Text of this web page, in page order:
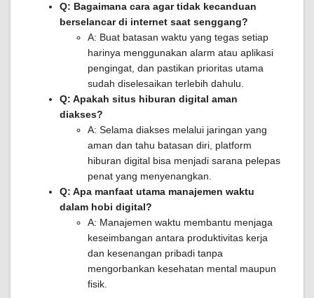
Q: Bagaimana cara agar tidak kecanduan
berselancar di internet saat senggang?
A: Buat batasan waktu yang tegas setiap
harinya menggunakan alarm atau aplikasi
pengingat, dan pastikan prioritas utama
sudah diselesaikan terlebih dahulu.
Q: Apakah situs hiburan digital aman
diakses?
A: Selama diakses melalui jaringan yang
aman dan tahu batasan diri, platform
hiburan digital bisa menjadi sarana pelepas
penat yang menyenangkan.
Q: Apa manfaat utama manajemen waktu
dalam hobi digital?
A: Manajemen waktu membantu menjaga
keseimbangan antara produktivitas kerja
dan kesenangan pribadi tanpa
mengorbankan kesehatan mental maupun
fisik.